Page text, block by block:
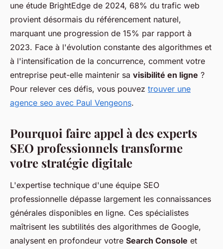
une étude BrightEdge de 2024, 68% du trafic web
provient désormais du référencement naturel,
marquant une progression de 15% par rapport à
2023. Face à l'évolution constante des algorithmes et
à l'intensification de la concurrence, comment votre
entreprise peut-elle maintenir sa visibilité en ligne ?
Pour relever ces défis, vous pouvez trouver une
agence seo avec Paul Vengeons.
Pourquoi faire appel à des experts
SEO professionnels transforme
votre stratégie digitale
L'expertise technique d'une équipe SEO
professionnelle dépasse largement les connaissances
générales disponibles en ligne. Ces spécialistes
maîtrisent les subtilités des algorithmes de Google,
analysent en profondeur votre Search Console et